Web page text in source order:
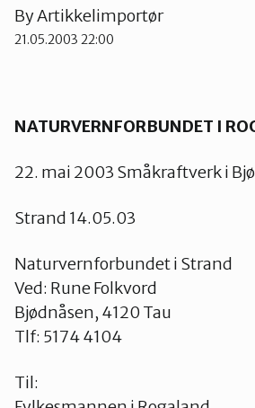
Vindafjord og Etne
ByArtikkelimportør
21.05.2003 22:00
NATURVERNFORBUNDET I
22. mai 2003 Småkraftverk i
Strand 14.05.03
Naturvernforbundet i Strand
Ved: Rune Folkvord
Bjødnåsen, 4120 Tau
Tlf: 5174 4104
Til: